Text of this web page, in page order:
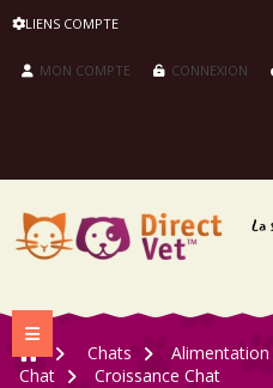
LIENS COMPTE
MON COMPTE CONNEXION
Navigation bascule
>
Chats > Alimentation
Chat > Croissance Chat